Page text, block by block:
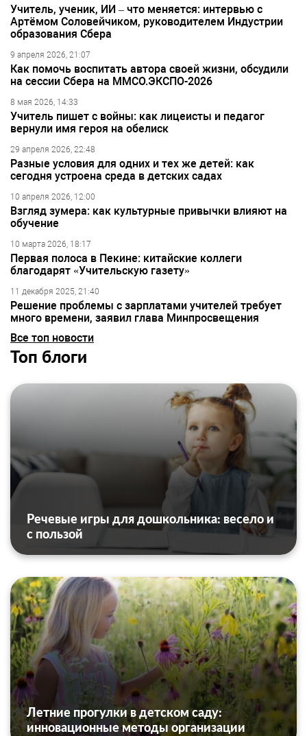
Учитель, ученик, ИИ – что меняется: интервью с
Артёмом Соловейчиком, руководителем Индустрии
образования Сбера
9 апреля 2026, 21:07
Как помочь воспитать автора своей жизни, обсудили
на сессии Сбера на ММСО.ЭКСПО-2026
8 мая 2026, 14:33
Учитель пишет с войны: как лицеисты и педагог
вернули имя героя на обелиск
29 апреля 2026, 22:48
Разные условия для одних и тех же детей: как
сегодня устроена среда в детских садах
10 апреля 2026, 12:00
Взгляд зумера: как культурные привычки влияют на
обучение
10 марта 2026, 18:17
Первая полоса в Пекине: китайские коллеги
благодарят «Учительскую газету»
11 декабря 2025, 21:40
Решение проблемы с зарплатами учителей требует
много времени, заявил глава Минпросвещения
Все топ новости
Топ блоги
Речевые игры для дошкольника: весело и
с пользой
Летние прогулки в детском саду:
инновационные методы организации